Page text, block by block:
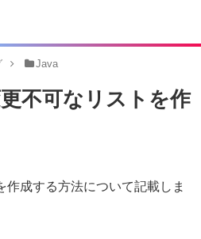
Java
更不可なリストを作
成する方法について記載しま